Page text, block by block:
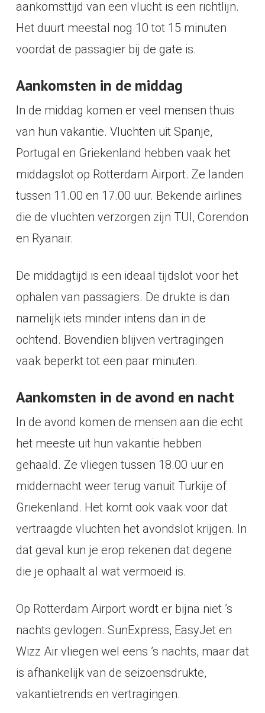
aankomsttijd van een vlucht is een richtlijn.
Het duurt meestal nog 10 tot 15 minuten
voordat de passagier bij de gate is.
Aankomsten in de middag
In de middag komen er veel mensen thuis
van hun vakantie. Vluchten uit Spanje,
Portugal en Griekenland hebben vaak het
middagslot op Rotterdam Airport. Ze landen
tussen 11.00 en 17.00 uur. Bekende airlines
die de vluchten verzorgen zijn TUI, Corendon
en Ryanair.
De middagtijd is een ideaal tijdslot voor het
ophalen van passagiers. De drukte is dan
namelijk iets minder intens dan in de
ochtend. Bovendien blijven vertragingen
vaak beperkt tot een paar minuten.
Aankomsten in de avond en nacht
In de avond komen de mensen aan die echt
het meeste uit hun vakantie hebben
gehaald. Ze vliegen tussen 18.00 uur en
middernacht weer terug vanuit Turkije of
Griekenland. Het komt ook vaak voor dat
vertraagde vluchten het avondslot krijgen. In
dat geval kun je erop rekenen dat degene
die je ophaalt al wat vermoeid is.
Op Rotterdam Airport wordt er bijna niet ’s
nachts gevlogen. SunExpress, EasyJet en
Wizz Air vliegen wel eens ’s nachts, maar dat
is afhankelijk van de seizoensdrukte,
vakantietrends en vertragingen.